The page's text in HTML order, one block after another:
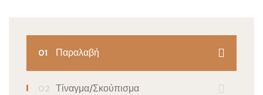
Παραλαβή
Τίναγμα/Σκούπισμα